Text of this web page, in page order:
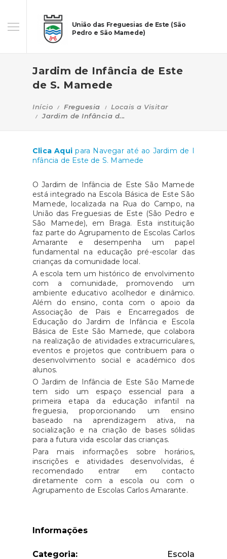
União das Freguesias de Este (São
Pedro e São Mamede)
Jardim de Infância de Este
de S. Mamede
Início Freguesia
Locais a Visitar
Jardim de Infância d...
Clica Aquipara Navegar até ao Jardim de I
nfância de Este de S. Mamede
O Jardim de Infância de Este São Mamede
está integrado na Escola Básica de Este São
Mamede, localizada na Rua do Campo, na
União das Freguesias de Este (São Pedro e
São Mamede), em Braga. Esta instituição
faz parte do Agrupamento de Escolas Carlos
Amarante e desempenha um papel
fundamental na educação pré-escolar das
crianças da comunidade local.
A escola tem um histórico de envolvimento
com a comunidade, promovendo um
ambiente educativo acolhedor e dinâmico.
Além do ensino, conta com o apoio da
Associação de Pais e Encarregados de
Educação do Jardim de Infância e Escola
Básica de Este São Mamede, que colabora
na realização de atividades extracurriculares,
eventos e projetos que contribuem para o
desenvolvimento social e académico dos
alunos.
O Jardim de Infância de Este São Mamede
tem sido um espaço essencial para a
primeira etapa da educação infantil na
freguesia, proporcionando um ensino
baseado na aprendizagem ativa, na
socialização e na criação de bases sólidas
para a futura vida escolar das crianças.
Para mais informações sobre horários,
inscrições e atividades desenvolvidas, é
recomendado entrar em contacto
diretamente com a escola ou com o
Agrupamento de Escolas Carlos Amarante.
Informações
Categoria: Escola